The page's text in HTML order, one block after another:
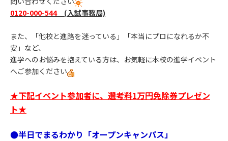
0120-000-544(入試事務局)
また、「他校と進路を迷っている」「本当にプロになれるか不
安」など、
進学へのお悩みを抱えている方は、お気軽に本校の進学イベント
へご参加ください
★下記イベント参加者に、選考料1万円免除券プレゼン
ト★
●半日でまるわかり「オープンキャンパス」